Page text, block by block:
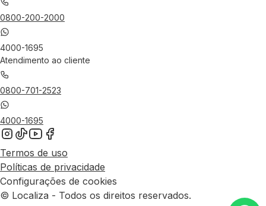
0800-200-2000
4000-1695
Atendimento ao cliente
0800-701-2523
4000-1695
Termos de uso
Políticas de privacidade
Configurações de cookies
© Localiza - Todos os direitos reservados.